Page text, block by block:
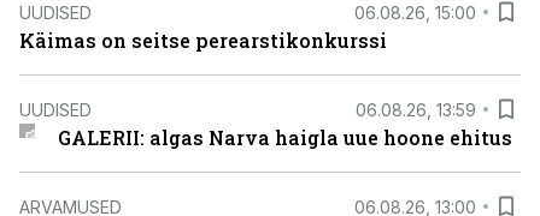
UUDISED 06.08.26, 15:00
Käimas on seitse perearstikonkurssi
UUDISED 06.08.26, 13:59
GALERII: algas Narva haigla uue hoone ehitus
ARVAMUSED 06.08.26, 13:00